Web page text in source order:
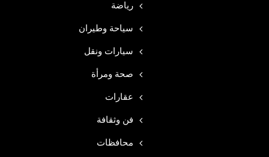
رياضة
سياحة وطيران
سيارات ونقل
صحة ومرأة
عقارات
فن وثقافة
محافظات